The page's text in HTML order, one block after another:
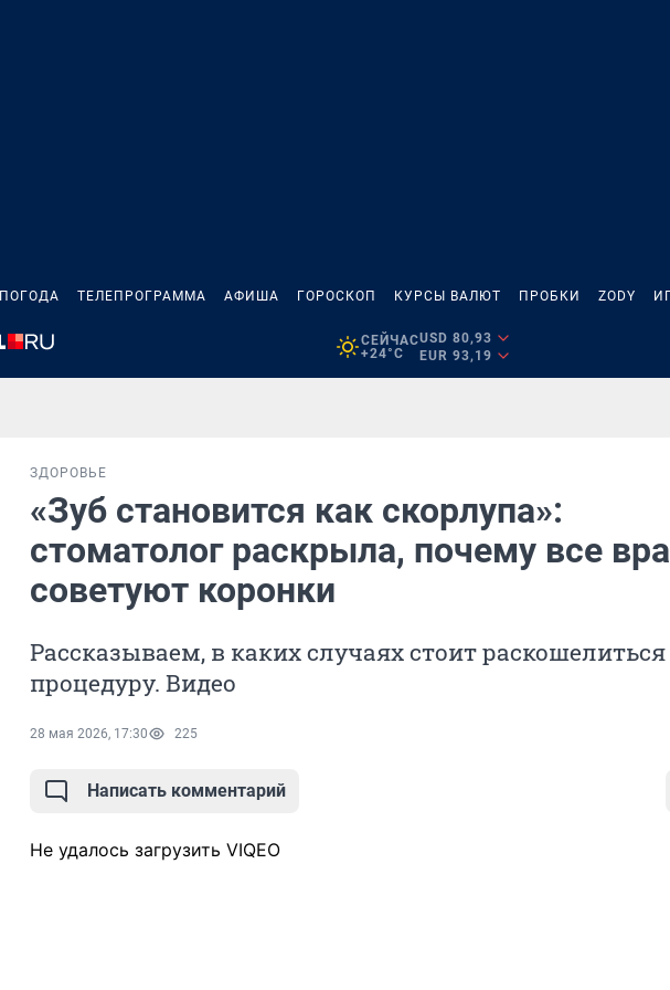
ПОГОДА ТЕЛЕПРОГРАММА АФИША ГОРОСКОП КУРСЫ ВАЛЮТ ПРОБКИ ZODY
СЕЙЧАС
+24°C
USD 80,93
EUR 93,19
ЗДОРОВЬЕ
«Зуб становится как скорлупа»:
стоматолог раскрыла, почему все
советуют коронки
Рассказываем, в каких случаях стоит
процедуру. Видео
28 мая 2026, 17:30 225
Написать комментарий
Не удалось загрузить VIQEO